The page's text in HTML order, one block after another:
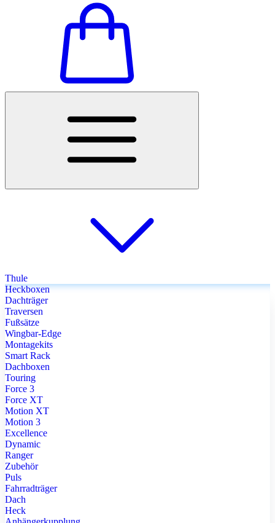
Thule
Heckboxen
Dachträger
Traversen
Fußsätze
Wingbar-Edge
Montagekits
Smart Rack
Dachboxen
Touring
Force 3
Force XT
Motion XT
Motion 3
Excellence
Dynamic
Ranger
Zubehör
Puls
Fahrradträger
Dach
Heck